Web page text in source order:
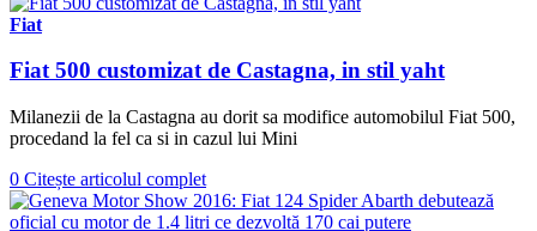
Fiat
Fiat 500 customizat de Castagna, in stil yaht
Milanezii de la Castagna au dorit sa modifice automobilul Fiat 500,
procedand la fel ca si in cazul lui Mini
0 Citește articolul complet